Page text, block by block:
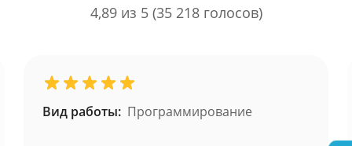
4,89 из 5 (35 218голосов)
Вид работы: Программирование